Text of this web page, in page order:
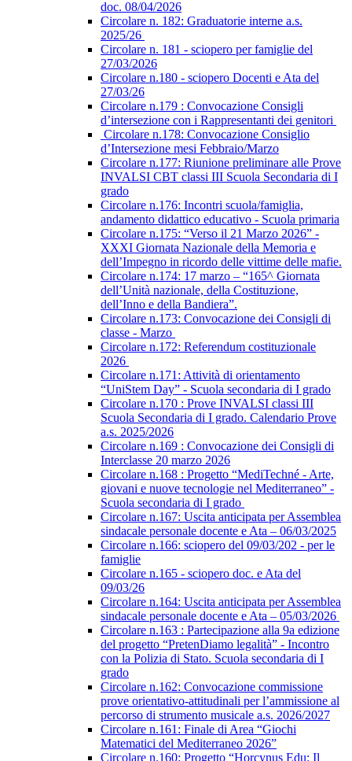
doc. 08/04/2026
Circolare n. 182: Graduatorie interne a.s.
2025/26
Circolare n. 181 - sciopero per famiglie del
27/03/2026
Circolare n.180 - sciopero Docenti e Ata del
27/03/26
Circolare n.179 : Convocazione Consigli
d’intersezione con i Rappresentanti dei genitori
Circolare n.178: Convocazione Consiglio
d’Intersezione mesi Febbraio/Marzo
Circolare n.177: Riunione preliminare alle Prove
INVALSI CBT classi III Scuola Secondaria di I
grado
Circolare n.176: Incontri scuola/famiglia,
andamento didattico educativo - Scuola primaria
Circolare n.175: “Verso il 21 Marzo 2026” -
XXXI Giornata Nazionale della Memoria e
dell’Impegno in ricordo delle vittime delle mafie.
Circolare n.174: 17 marzo – “165^ Giornata
dell’Unità nazionale, della Costituzione,
dell’Inno e della Bandiera”.
Circolare n.173: Convocazione dei Consigli di
classe - Marzo
Circolare n.172: Referendum costituzionale
2026
Circolare n.171: Attività di orientamento
“UniStem Day” - Scuola secondaria di I grado
Circolare n.170 : Prove INVALSI classi III
Scuola Secondaria di I grado. Calendario Prove
a.s. 2025/2026
Circolare n.169 : Convocazione dei Consigli di
Interclasse 20 marzo 2026
Circolare n.168 : Progetto “MediTechné - Arte,
giovani e nuove tecnologie nel Mediterraneo” -
Scuola secondaria di I grado
Circolare n.167: Uscita anticipata per Assemblea
sindacale personale docente e Ata – 06/03/2025
Circolare n.166: sciopero del 09/03/202 - per le
famiglie
Circolare n.165 - sciopero doc. e Ata del
09/03/26
Circolare n.164: Uscita anticipata per Assemblea
sindacale personale docente e Ata – 05/03/2026
Circolare n.163 : Partecipazione alla 9a edizione
del progetto “PretenDiamo legalità” - Incontro
con la Polizia di Stato. Scuola secondaria di I
grado
Circolare n.162: Convocazione commissione
prove orientativo-attitudinali per l’ammissione al
percorso di strumento musicale a.s. 2026/2027
Circolare n.161: Finale di Area “Giochi
Matematici del Mediterraneo 2026”
Circolare n.160: Progetto “Horcynus Edu: Il